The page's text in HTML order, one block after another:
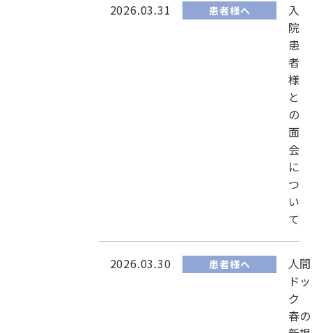
2026.03.31 患者様へ
入
院
患
者
様
と
の
面
会
に
つ
い
て
2026.03.30 患者様へ
人間
ドッ
ク
春の